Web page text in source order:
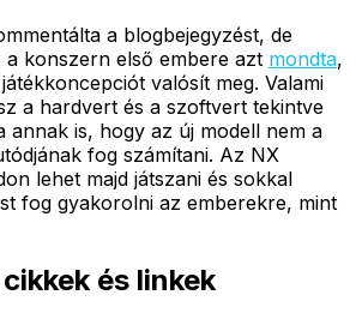
a blogbejegyzést, de
a konszern első embere azt mondta,
valósít meg. Valami
a hardvert és a szoftvert tekintve
annak is, hogy az új modell nem a
fog számítani. Az NX
lehet majd játszani és sokkal
fog gyakorolni az emberekre, mint
és linkek